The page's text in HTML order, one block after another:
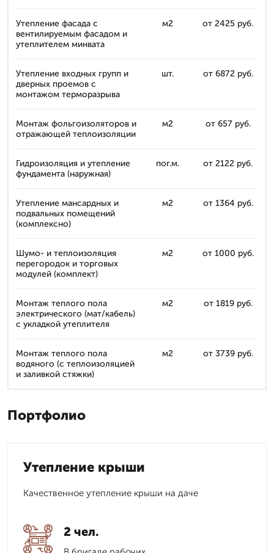
Утепление фасада с
вентилируемым фасадом и
утеплителем минвата
м2 от 2425 руб.
Утепление входных групп и
дверных проемов с
монтажом терморазрыва
шт. от 6872 руб.
Монтаж фольгоизоляторов и
отражающей теплоизоляции
м2 от 657 руб.
Гидроизоляция и утепление
фундамента (наружная)
пог.м. от 2122 руб.
Утепление мансардных и
подвальных помещений
(комплексно)
м2 от 1364 руб.
Шумо- и теплоизоляция
перегородок и торговых
модулей (комплект)
м2 от 1000 руб.
Монтаж теплого пола
электрического (мат/кабель)
с укладкой утеплителя
м2 от 1819 руб.
Монтаж теплого пола
водяного (с теплоизоляцией
и заливкой стяжки)
м2 от 3739 руб.
Портфолио
Утепление крыши
Качественное утепление крыши на даче
2 чел.